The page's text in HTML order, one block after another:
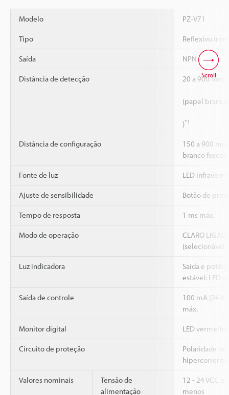
Modelo PZ-V71
Tipo Reflexivo
Saída NPN
Distância de detecção 20 a 900 mm
(papel
)*1
Distância de configuração
150 a 900
branco fosco)
Fonte de luz LED
Ajuste de sensibilidade Botão de
Tempo de resposta 1 ms máx.
Modo de operação
CLARO
(selecionável
Luz indicadora
Saída e
estável: LED
Saída de controle
100 mA (24 V)
máx.
Monitor digital LED
Circuito de proteção
Polaridade
Valores nominais
Tensão de
alimentação
12 - 24 VCC
menos
Scroll